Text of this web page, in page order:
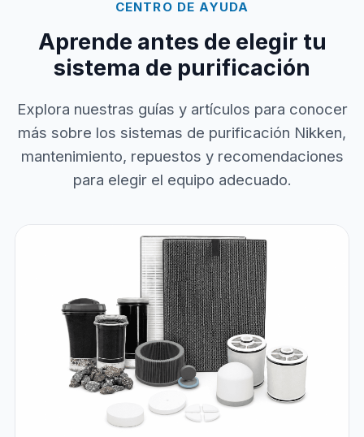
CENTRO DE AYUDA
Aprende antes de elegir tu
sistema de purificación
Explora nuestras guías y artículos para conocer
más sobre los sistemas de purificación Nikken,
mantenimiento, repuestos y recomendaciones
para elegir el equipo adecuado.